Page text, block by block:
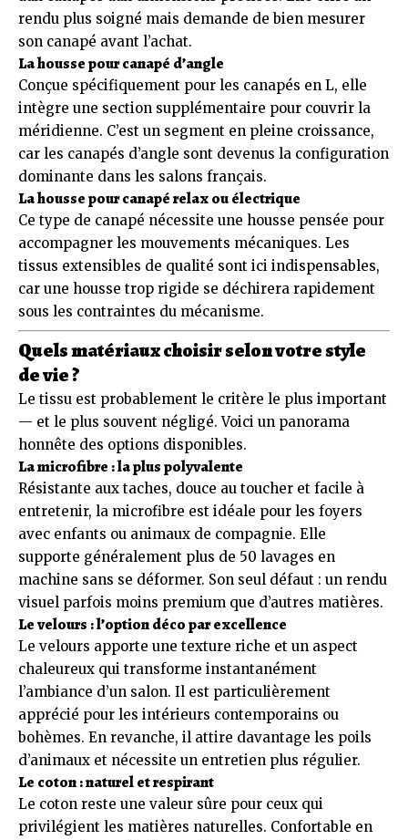
rendu plus soigné mais demande de bien mesurer
son canapé avant l’achat.
La housse pour canapé d’angle
Conçue spécifiquement pour les canapés en L, elle
intègre une section supplémentaire pour couvrir la
méridienne. C’est un segment en pleine croissance,
car les canapés d’angle sont devenus la configuration
dominante dans les salons français.
La housse pour canapé relax ou électrique
Ce type de canapé nécessite une housse pensée pour
accompagner les mouvements mécaniques. Les
tissus extensibles de qualité sont ici indispensables,
car une housse trop rigide se déchirera rapidement
sous les contraintes du mécanisme.
Quels matériaux choisir selon votre style
de vie ?
Le tissu est probablement le critère le plus important
— et le plus souvent négligé. Voici un panorama
honnête des options disponibles.
La microfibre : la plus polyvalente
Résistante aux taches, douce au toucher et facile à
entretenir, la microfibre est idéale pour les foyers
avec enfants ou animaux de compagnie. Elle
supporte généralement plus de 50 lavages en
machine sans se déformer. Son seul défaut : un rendu
visuel parfois moins premium que d’autres matières.
Le velours : l’option déco par excellence
Le velours apporte une texture riche et un aspect
chaleureux qui transforme instantanément
l’ambiance d’un salon. Il est particulièrement
apprécié pour les intérieurs contemporains ou
bohèmes. En revanche, il attire davantage les poils
d’animaux et nécessite un entretien plus régulier.
Le coton : naturel et respirant
Le coton reste une valeur sûre pour ceux qui
privilégient les matières naturelles. Confortable en